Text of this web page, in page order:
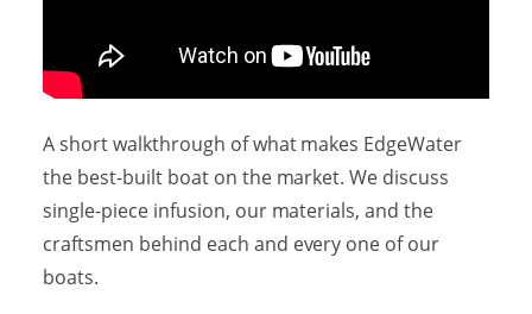
A short walkthrough of what makes EdgeWater
the best-built boat on the market. We discuss
single-piece infusion, our materials, and the
craftsmen behind each and every one of our
boats.